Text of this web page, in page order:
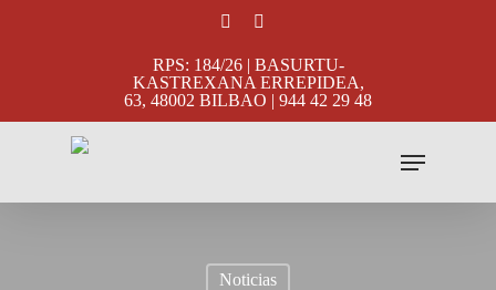
RPS: 184/26 | BASURTU-
KASTREXANA ERREPIDEA,
63, 48002 BILBAO | 944 42 29 48
Menu
Noticias